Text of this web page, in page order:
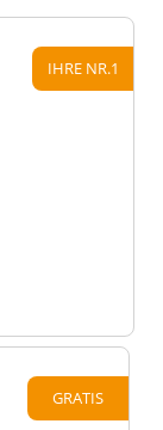
IHRE NR.1
GRATIS